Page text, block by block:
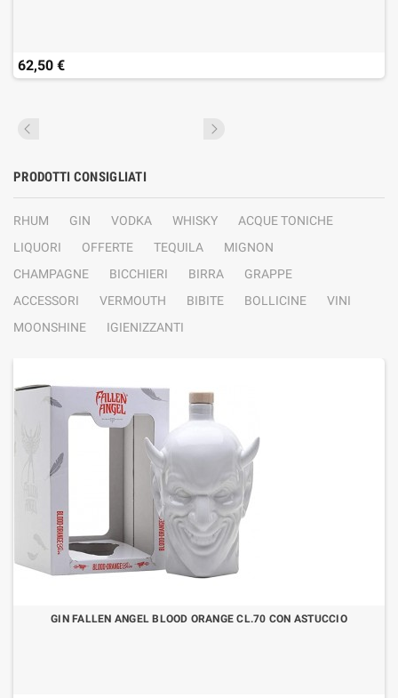
62,50 €
PRODOTTI CONSIGLIATI
RHUM GIN VODKA WHISKY
ACQUE TONICHE
LIQUORI
OFFERTE TEQUILA
MIGNON
CHAMPAGNE
BICCHIERI BIRRA
GRAPPE
ACCESSORI
VERMOUTH BIBITE BOLLICINE
VINI
MOONSHINE
IGIENIZZANTI
GIN FALLEN ANGEL BLOOD ORANGE CL.70 CON ASTUCCIO